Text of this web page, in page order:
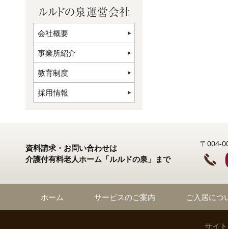
会社概要
事業所紹介
教育制度
採用情報
資料請求・お問い合わせは
介護付有料老人ホーム「ルルドの泉」まで
〒004-
ホーム サービスのご案内 ご入居につ
サイ